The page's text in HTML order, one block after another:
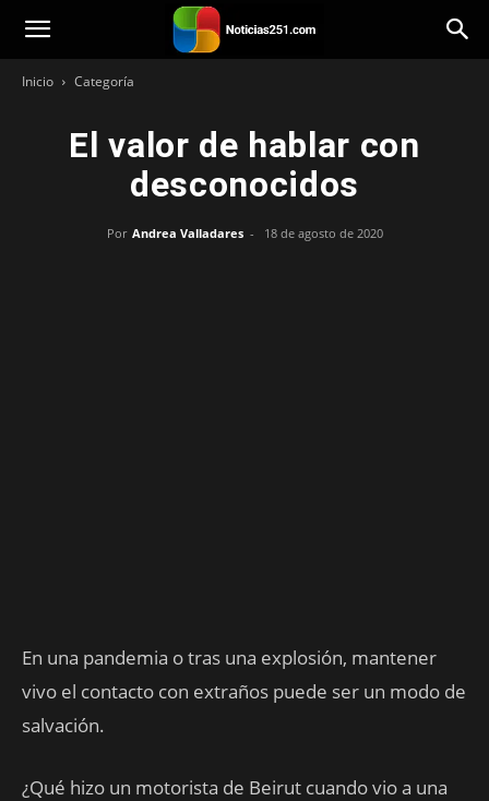
Noticias251
Inicio Categoría
El valor de hablar con
desconocidos
Por Andrea Valladares - 18 de agosto de 2020
En una pandemia o tras una explosión, mantener
vivo el contacto con extraños puede ser un modo de
salvación.
¿Qué hizo un motorista de Beirut cuando vio a una